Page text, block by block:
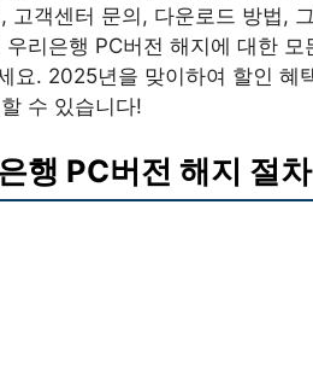
고객센터 문의, 다운로드 방법,
우리은행 PC버전 해지에 대한
요. 2025년을 맞이하여 할인 혜
수 있습니다!
행 PC버전 해지 절차